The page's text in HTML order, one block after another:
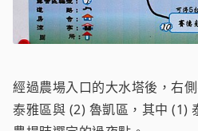
經過農場入口的大水塔後，右
泰雅區與 (2) 魯凱區，其中 (1)